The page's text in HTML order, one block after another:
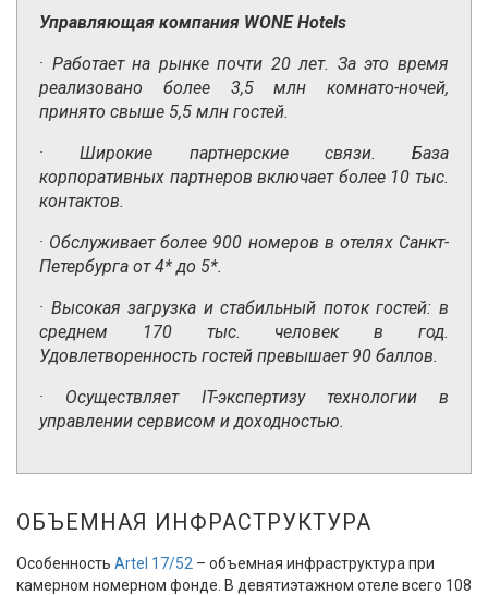
Управляющая компания WONE Hotels
· Работает на рынке почти 20 лет. За это время
реализовано более 3,5 млн комнато-ночей,
принято свыше 5,5 млн гостей.
· Широкие партнерские связи. База
корпоративных партнеров включает более 10 тыс.
контактов.
· Обслуживает более 900 номеров в отелях Санкт-
Петербурга от 4* до 5*.
· Высокая загрузка и стабильный поток гостей: в
среднем 170 тыс. человек в год.
Удовлетворенность гостей превышает 90 баллов.
· Осуществляет IT-экспертизу технологии в
управлении сервисом и доходностью.
ОБЪЕМНАЯ ИНФРАСТРУКТУРА
Особенность Artel 17/52 – объемная инфраструктура при
камерном номерном фонде. В девятиэтажном отеле всего 108